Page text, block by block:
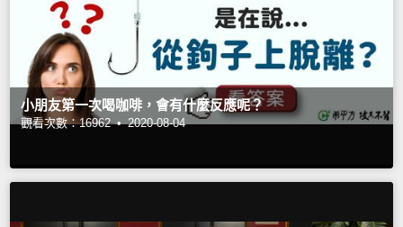
小朋友第一次喝咖啡，會有什麼反應呢？
觀看次數：16962 • 2020-08-04